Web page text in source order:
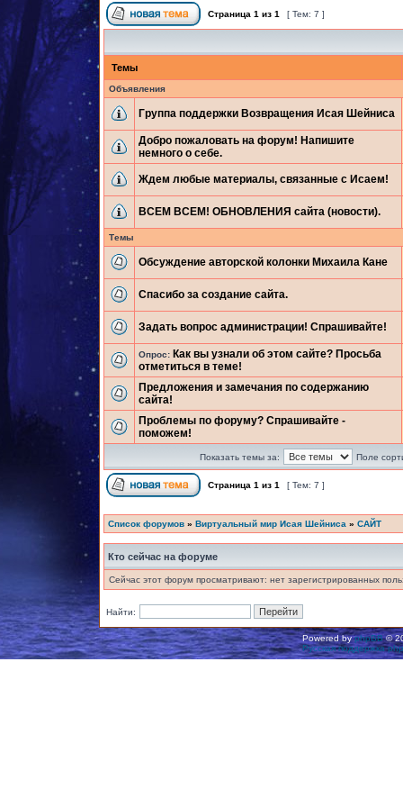
Страница 1 из 1 [ Тем: 7 ]
Темы
Объявления
Группа поддержки Возвращения Исая Шейниса
Добро пожаловать на форум! Напишите
немного о себе.
Ждем любые материалы, связанные с Исаем!
ВСЕМ ВСЕМ! ОБНОВЛЕНИЯ сайта (новости).
Темы
Обсуждение авторской колонки Михаила Кане
Спасибо за создание сайта.
Задать вопрос администрации! Спрашивайте!
Опрос: Как вы узнали об этом сайте? Просьба
отметиться в теме!
Предложения и замечания по содержанию
сайта!
Проблемы по форуму? Спрашивайте -
поможем!
Показать темы за: Поле
Страница 1 из 1 [ Тем: 7 ]
Список форумов » Виртуальный мир Исая Шейниса » САЙТ
Кто сейчас на форуме
Сейчас этот форум просматривают: нет зарегистрированных
Найти:
Powered byphpBB©
Русская поддержка